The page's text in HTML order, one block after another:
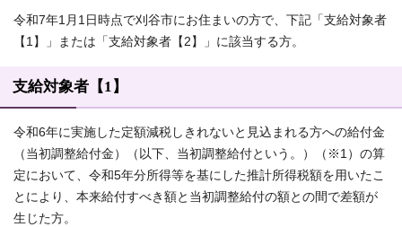
令和7年1月1日時点で刈谷市にお住まいの方で、下記「支給対象者
【1】」または「支給対象者【2】」に該当する方。
支給対象者【1】
令和6年に実施した定額減税しきれないと見込まれる方への給付金
（当初調整給付金）（以下、当初調整給付という。）（※1）の算
定において、令和5年分所得等を基にした推計所得税額を用いたこ
とにより、本来給付すべき額と当初調整給付の額との間で差額が
生じた方。